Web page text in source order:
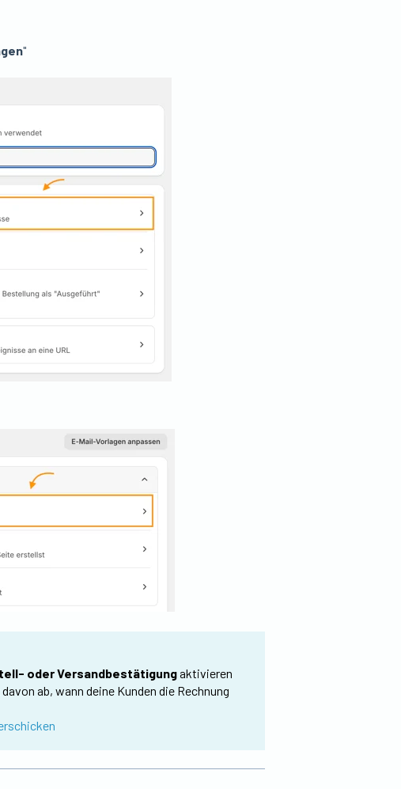
"
oder Versandbestätigungaktivieren
ab, wann deine Kunden die Rechnung